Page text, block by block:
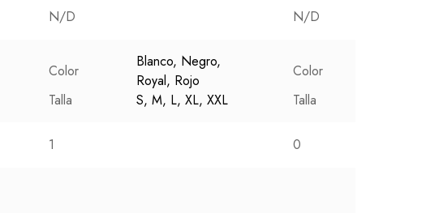
N/D N/D
Color
Blanco, Negro,
Royal, Rojo
Talla
S, M, L, XL, XXL
Color
Talla
1 0